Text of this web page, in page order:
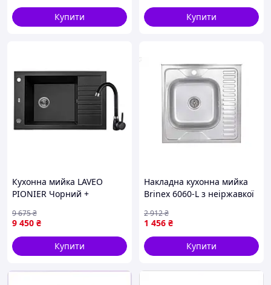
Купити
Купити
Кухонна мийка LAVEO
PIONIER Чорний +
9 450 ₴
9 675₴
Купити
Накладна кухонна мийка
Brinex 6060-L з неіржавкої
правим крилом
1 456 ₴
2 912₴
Купити